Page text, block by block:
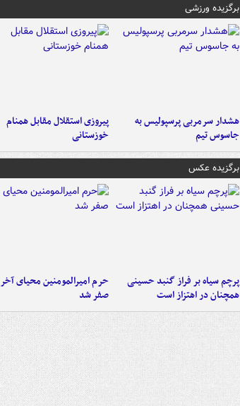
برگزیده ورزشی
هشدار سرمربی پرسپولیس به
جاسوس تیم
پیروزی استقلال مقابل همنام
خوزستانی
برگزیده عکس
پرچم سیاه بر فراز گنبد حسینی
همچنان در اهتزاز است
حرم امیرالمومنین محیای آخر
صفر شد